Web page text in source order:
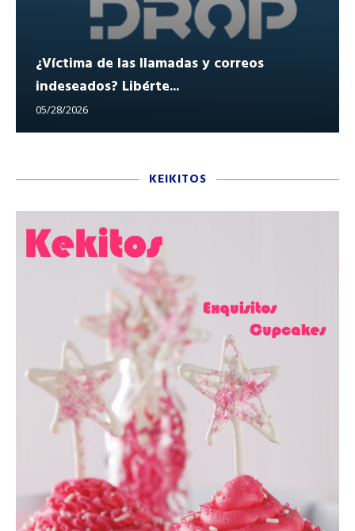
¿Víctima de las llamadas y correos
indeseados? Libérte...
05/28/2026
KEIKITOS